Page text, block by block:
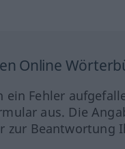
Online
Fehler
aus. Die
zur Beantwortung